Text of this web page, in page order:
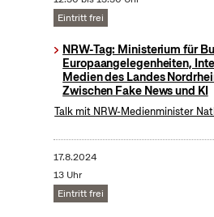
Eintritt frei
NRW-Tag: Ministerium für
Europaangelegenheiten,
Medien des Landes
Zwischen Fake News und KI
Talk mit NRW-Medienminister
17.8.2024
13 Uhr
Eintritt frei